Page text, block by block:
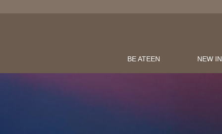
BE ATEEN NEW IN